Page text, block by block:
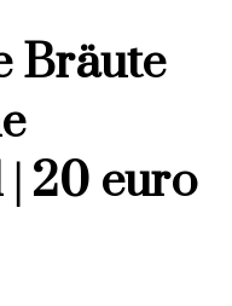
Bräute
20 euro